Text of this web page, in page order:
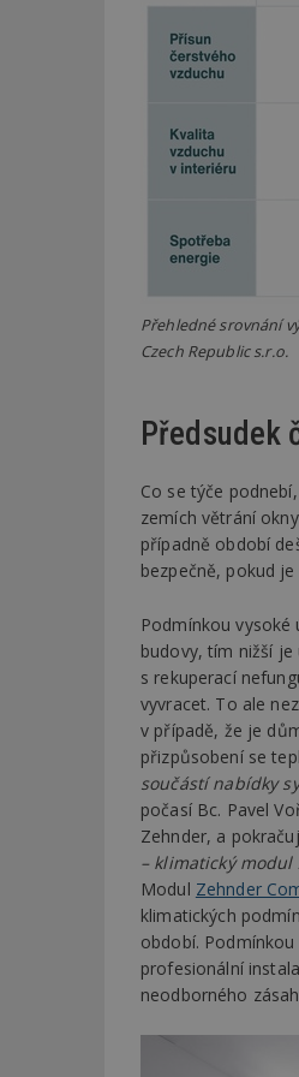
Přehledné srovnání
Czech Republic s.r.o.
Předsudek
Co se týče
zemích větrání
případně období
bezpečně, pokud
Podmínkou
budovy, tím nižší
s rekuperací
vyvracet. To ale
v případě, že je
přizpůsobení se
součástí nabídky
počasí Bc. Pavel
Zehnder, a
– klimatický
Modul Zehnder
klimatických
období.
profesionální
neodborného